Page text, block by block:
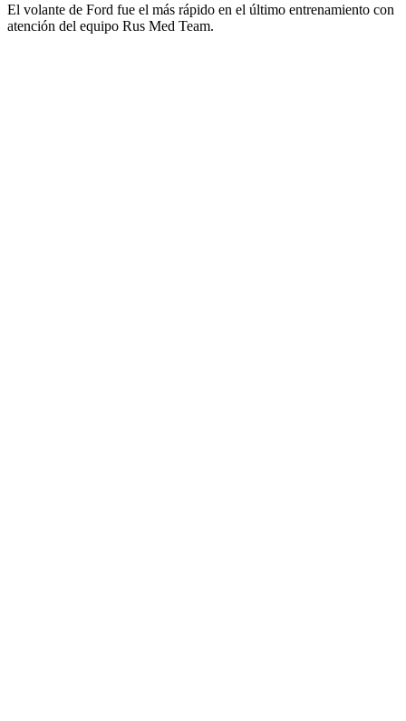
El volante de Ford fue el más rápido en el último entrenamiento con
atención del equipo Rus Med Team.